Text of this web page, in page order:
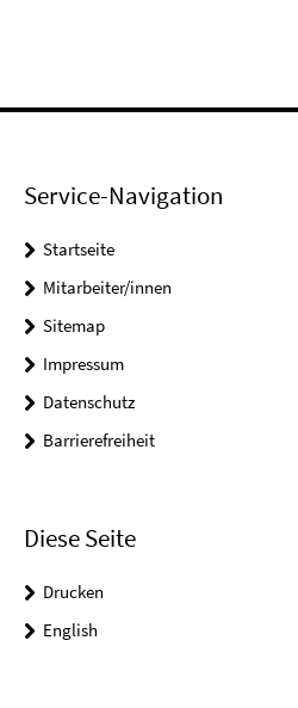
Service-Navigation
Startseite
Mitarbeiter/innen
Sitemap
Impressum
Datenschutz
Barrierefreiheit
Diese Seite
Drucken
English